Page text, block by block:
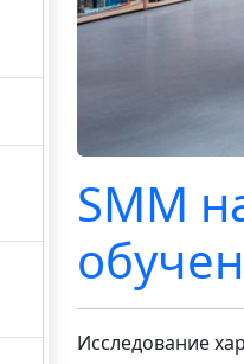
SMM
Исследование